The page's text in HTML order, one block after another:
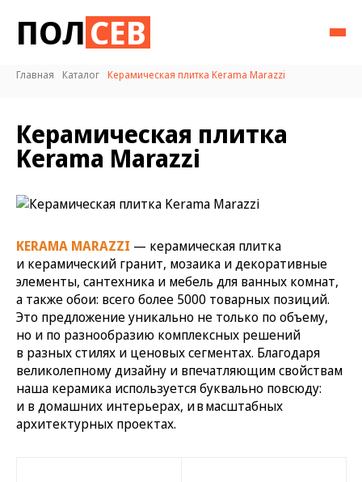
ПОЛСЕВ
Главная Каталог Керамическая плитка Kerama Marazzi
Керамическая плитка
Kerama Marazzi
KERAMA MARAZZI — керамическая плитка
и керамический гранит, мозаика и декоративные
элементы, сантехника и мебель для ванных комнат,
а также обои: всего более 5000 товарных позиций.
Это предложение уникально не только по объему,
но и по разнообразию комплексных решений
в разных стилях и ценовых сегментах. Благодаря
великолепному дизайну и впечатляющим свойствам
наша керамика используется буквально повсюду:
и в домашних интерьерах, и в масштабных
архитектурных проектах.